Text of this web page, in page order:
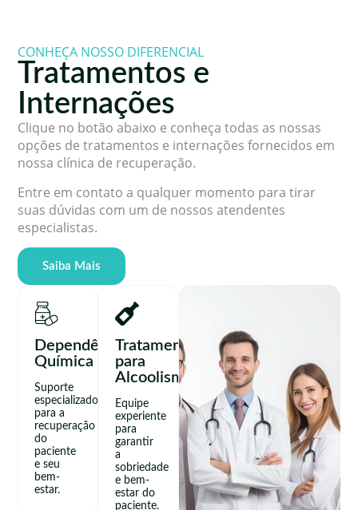
Dependência
Química
Suporte
especializado
para a
recuperação
do
paciente
e seu
bem-
estar.
Tratamento
para
Alcoolismo
Equipe
experiente
para
garantir
a
sobriedade
e bem-
estar do
paciente.
CONHEÇA NOSSO DIFERENCIAL
Tratamentos e
Internações
Clique no botão abaixo e conheça todas as nossas
opções de tratamentos e internações fornecidos em
nossa clínica de recuperação.
Entre em contato a qualquer momento para tirar
suas dúvidas com um de nossos atendentes
especialistas.
Saiba Mais